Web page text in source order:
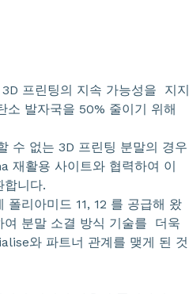
프린팅의 지속 가능성을 지지
발자국을 50% 줄이기 위해
수 없는 3D 프린팅 분말의 경우
활용 사이트와 협력하여 이
합니다.
리아미드 11, 12 를 공급해 왔
여 분말 소결 방식 기술를 더욱
와 파트너 관계를 맺게 된 것